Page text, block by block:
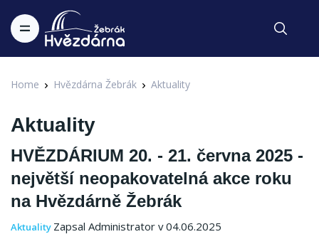
Home Hvězdárna Žebrák Aktuality
Aktuality
HVĚZDÁRIUM 20. - 21. června 2025 -
největší neopakovatelná akce roku
na Hvězdárně Žebrák
Aktuality Zapsal Administrator v 04.06.2025